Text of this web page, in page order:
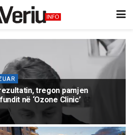
tregon pamjen
në ‘Ozone Clinic’